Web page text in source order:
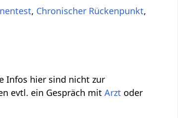
, Chronischer Rückenpunkt,
Infos hier sind nicht zur
evtl. ein Gespräch mitArzt oder